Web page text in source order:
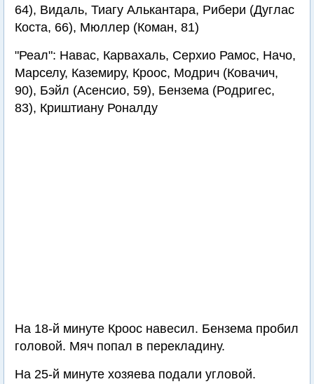
64), Видаль, Тиагу Алькантара, Рибери (Дуглас
Коста, 66), Мюллер (Коман, 81)
"Реал": Навас, Карвахаль, Серхио Рамос, Начо,
Марселу, Каземиру, Кроос, Модрич (Ковачич,
90), Бэйл (Асенсио, 59), Бензема (Родригес,
83), Криштиану Роналду
На 18-й минуте Кроос навесил. Бензема пробил
головой. Мяч попал в перекладину.
На 25-й минуте хозяева подали угловой.